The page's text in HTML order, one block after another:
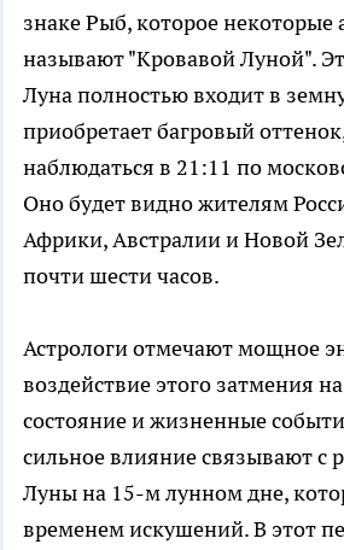
знаке Рыб, которое некоторые
называют "Кровавой Луной".
Луна полностью входит в
приобретает багровый
наблюдаться в 21:11 по
Оно будет видно жителям
Африки, Австралии и Новой
почти шести часов.
Астрологи отмечают мощное
воздействие этого затмения
состояние и жизненные
сильное влияние связывают с
Луны на 15-м лунном дне,
временем искушений. В этот